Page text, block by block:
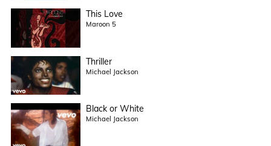
This Love
Maroon 5
Thriller
Michael Jackson
Black or White
Michael Jackson